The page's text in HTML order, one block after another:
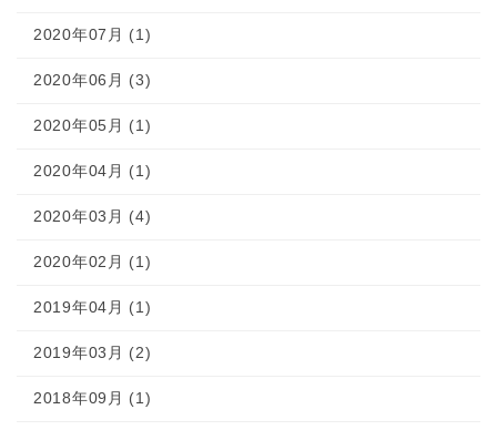
2020年07月 (1)
2020年06月 (3)
2020年05月 (1)
2020年04月 (1)
2020年03月 (4)
2020年02月 (1)
2019年04月 (1)
2019年03月 (2)
2018年09月 (1)